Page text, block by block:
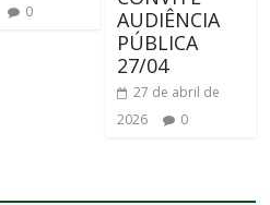
0
AUDIÊNCIA
PÚBLICA
27/04
27 de abril de
2026
0